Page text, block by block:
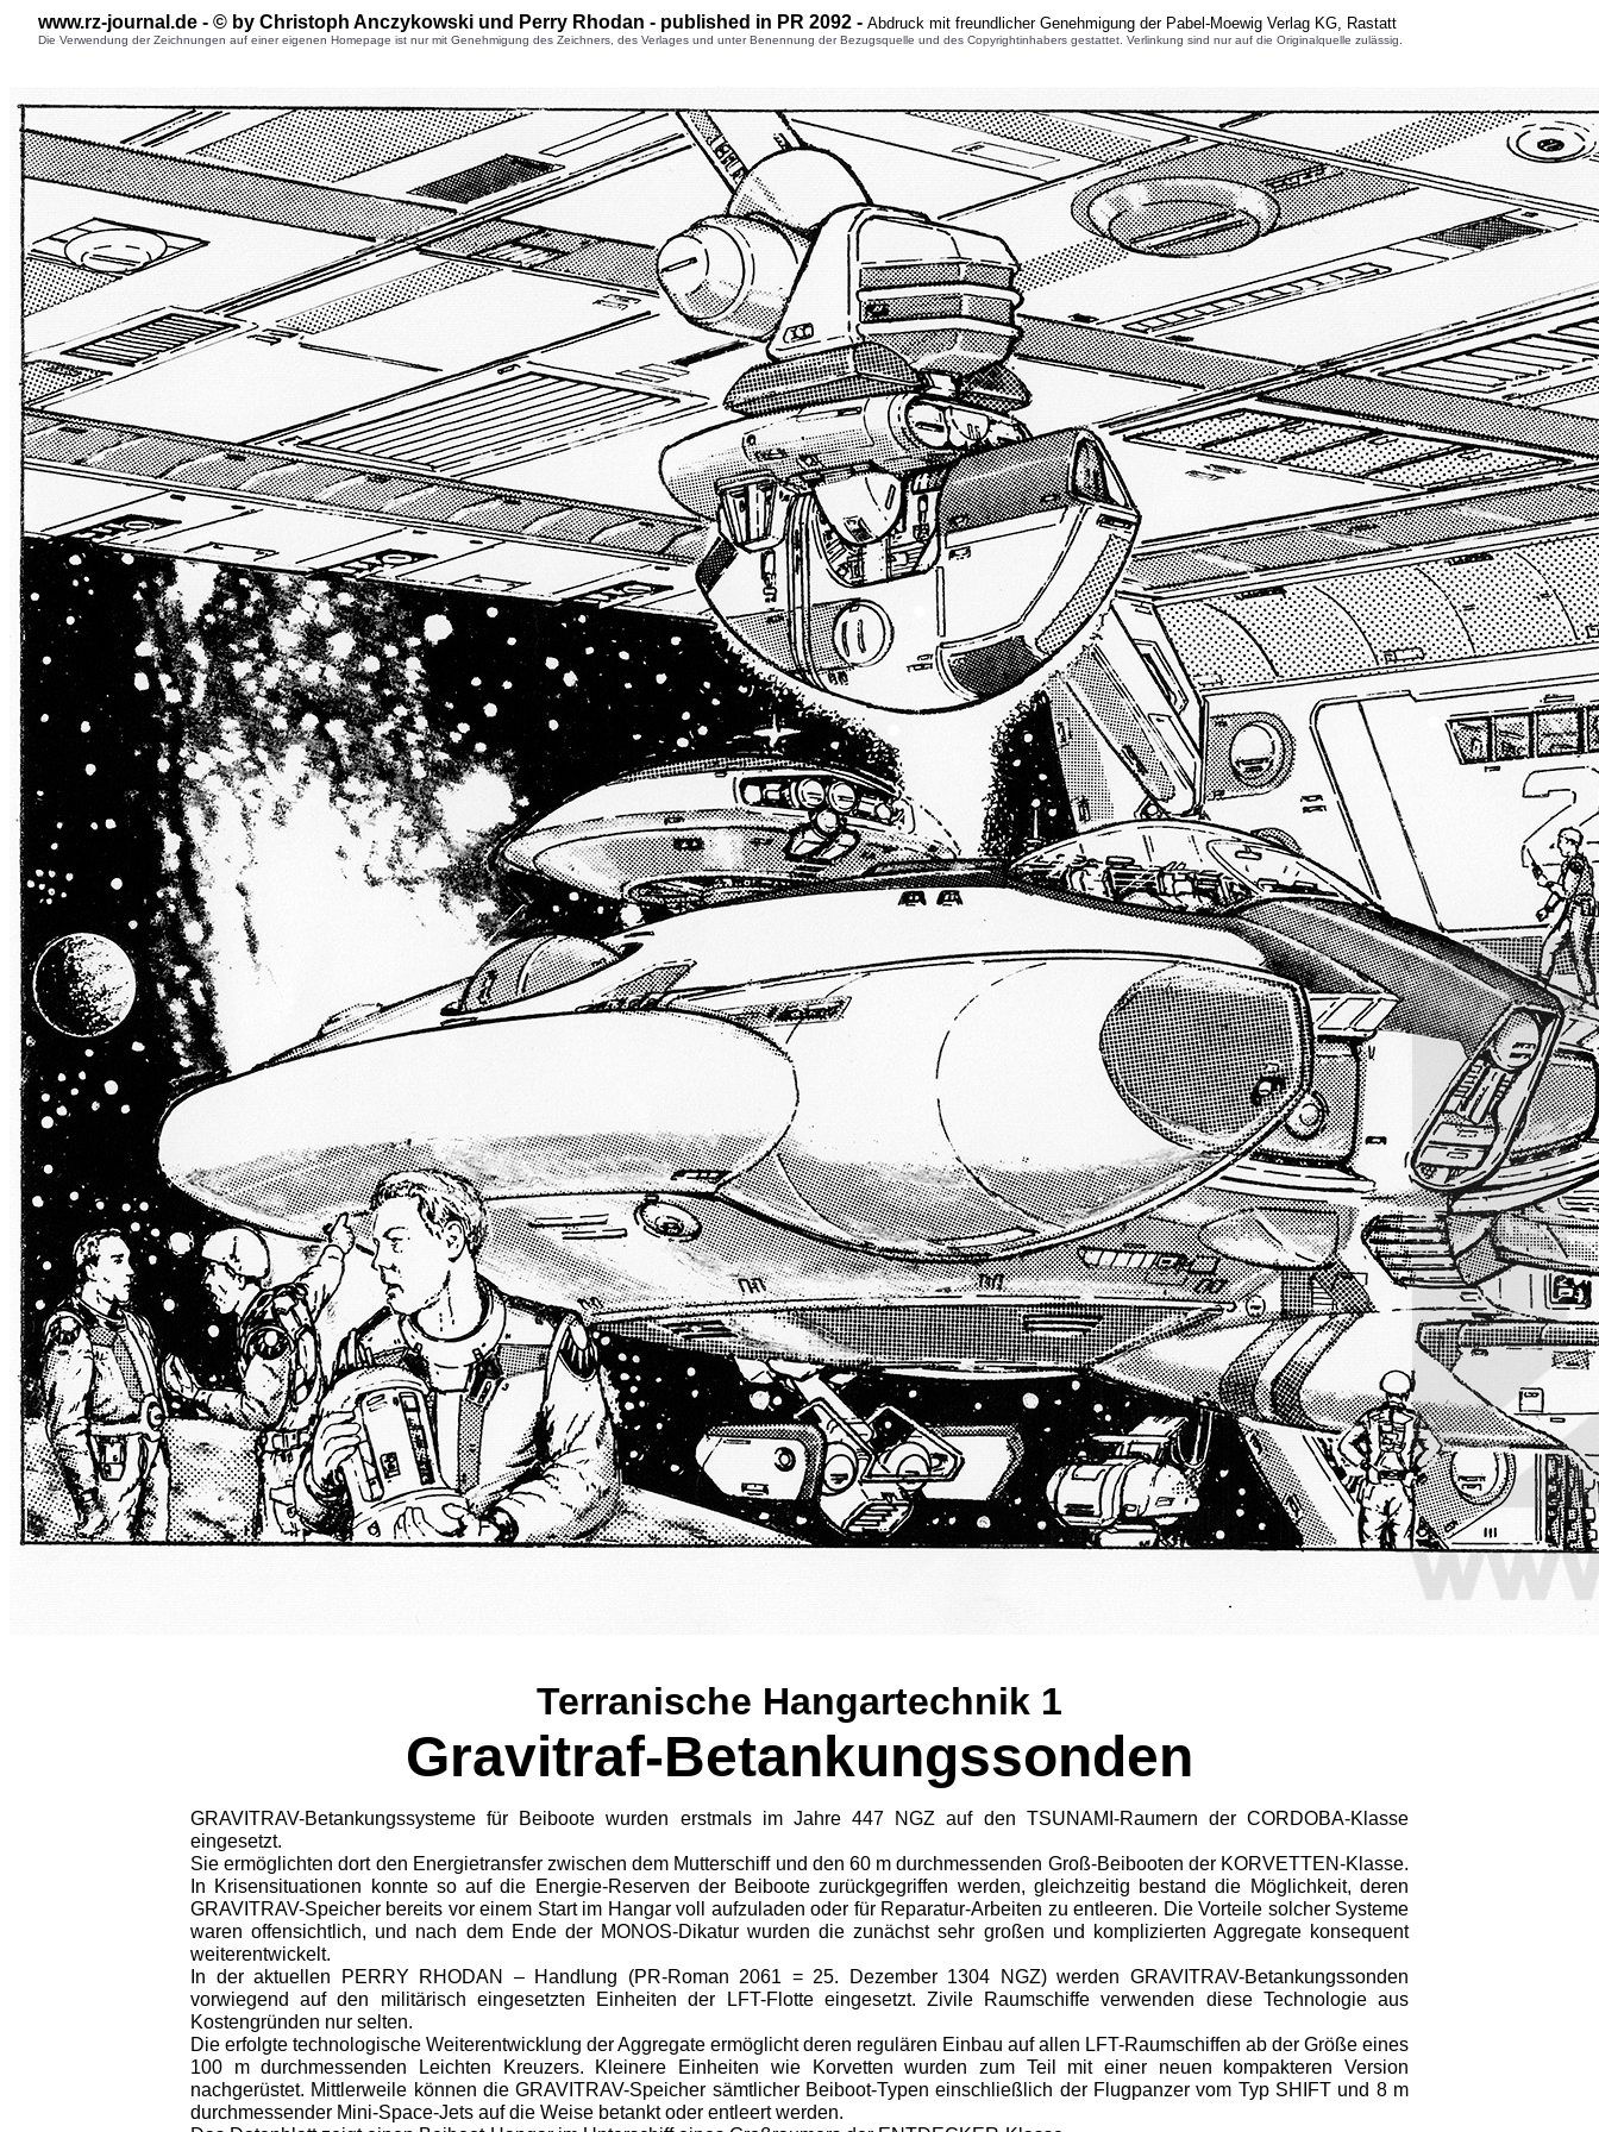
www.rz-journal.de - © by Christoph Anczykowski und Perry Rhodan - published in PR 2092 - Abdruck mit freundlicher Genehmigung der Pabel-Moewig Verlag KG, Rastatt
Die Verwendung der Zeichnungen auf einer eigenen Homepage ist nur mit Genehmigung des Zeichners, des Verlages und unter Benennung der Bezugsquelle und des Copyrightinhabers gestattet. Verlinkung sind nur auf die Originalquelle zulässig.
Terranische Hangartechnik 1
Gravitraf-Betankungssonden
GRAVITRAV-Betankungssysteme für Beiboote wurden erstmals im Jahre 447 NGZ auf den TSUNAMI-Raumern der CORDOBA-Klasse
eingesetzt.
Sie ermöglichten dort den Energietransfer zwischen dem Mutterschiff und den 60 m durchmessenden Groß-Beibooten der KORVETTEN-Klasse.
In Krisensituationen konnte so auf die Energie-Reserven der Beiboote zurückgegriffen werden, gleichzeitig bestand die Möglichkeit, deren
GRAVITRAV-Speicher bereits vor einem Start im Hangar voll aufzuladen oder für Reparatur-Arbeiten zu entleeren. Die Vorteile solcher Systeme
waren offensichtlich, und nach dem Ende der MONOS-Dikatur wurden die zunächst sehr großen und komplizierten Aggregate konsequent
weiterentwickelt.
In der aktuellen PERRY RHODAN – Handlung (PR-Roman 2061 = 25. Dezember 1304 NGZ) werden GRAVITRAV-Betankungssonden
vorwiegend auf den militärisch eingesetzten Einheiten der LFT-Flotte eingesetzt. Zivile Raumschiffe verwenden diese Technologie aus
Kostengründen nur selten.
Die erfolgte technologische Weiterentwicklung der Aggregate ermöglicht deren regulären Einbau auf allen LFT-Raumschiffen ab der Größe eines
100 m durchmessenden Leichten Kreuzers. Kleinere Einheiten wie Korvetten wurden zum Teil mit einer neuen kompakteren Version
nachgerüstet. Mittlerweile können die GRAVITRAV-Speicher sämtlicher Beiboot-Typen einschließlich der Flugpanzer vom Typ SHIFT und 8 m
durchmessender Mini-Space-Jets auf die Weise betankt oder entleert werden.